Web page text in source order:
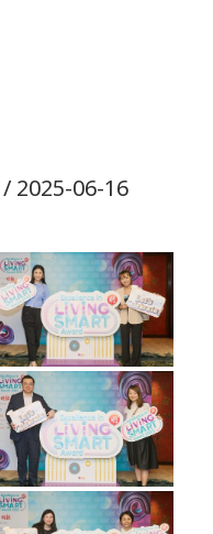
/ 2025-06-16